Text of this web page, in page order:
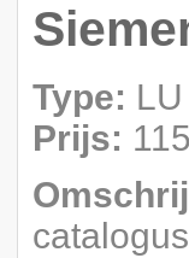
Type:
Prijs: